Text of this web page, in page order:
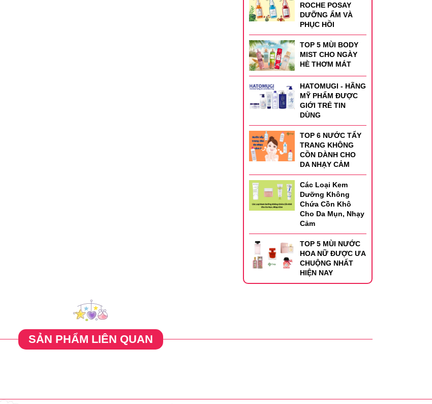
ROCHE POSAY
DƯỠNG ẨM VÀ
PHỤC HỒI
TOP 5 MÙI BODY
MIST CHO NGÀY
HÈ THƠM MÁT
HATOMUGI - HÃNG
MỸ PHẨM ĐƯỢC
GIỚI TRẺ TIN
DÙNG
TOP 6 NƯỚC TẨY
TRANG KHÔNG
CỒN DÀNH CHO
DA NHẠY CẢM
Các Loại Kem
Dưỡng Không
Chứa Cồn Khô
Cho Da Mụn, Nhạy
Cảm
TOP 5 MÙI NƯỚC
HOA NỮ ĐƯỢC ƯA
CHUỘNG NHẤT
HIỆN NAY
SẢN PHẨM LIÊN QUAN